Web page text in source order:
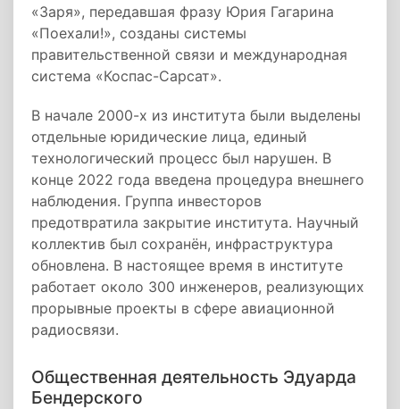
«Заря», передавшая фразу Юрия Гагарина
«Поехали!», созданы системы
правительственной связи и международная
система «Коспас-Сарсат».
В начале 2000-х из института были выделены
отдельные юридические лица, единый
технологический процесс был нарушен. В
конце 2022 года введена процедура внешнего
наблюдения. Группа инвесторов
предотвратила закрытие института. Научный
коллектив был сохранён, инфраструктура
обновлена. В настоящее время в институте
работает около 300 инженеров, реализующих
прорывные проекты в сфере авиационной
радиосвязи.
Общественная деятельность Эдуарда
Бендерского